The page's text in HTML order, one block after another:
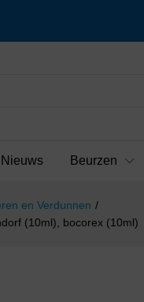
Nieuws Beurzen
en Verdunnen /
(10ml), bocorex (10ml)